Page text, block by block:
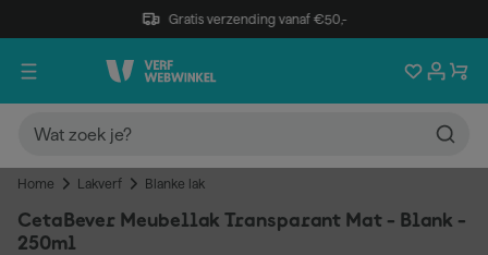
Gratis verzending vanaf €50,-
Home Lakverf Blanke lak
CetaBever Meubellak Transparant Mat - Blank -
250ml